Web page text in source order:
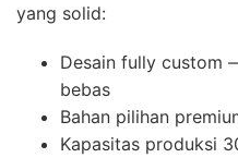
yang solid:
Desain fully custom
bebas
Bahan pilihan
Kapasitas produksi